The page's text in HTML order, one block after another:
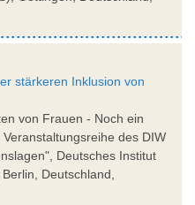
stärkeren Inklusion von
von Frauen - Noch ein
des DIW
Deutsches Institut
Deutschland,